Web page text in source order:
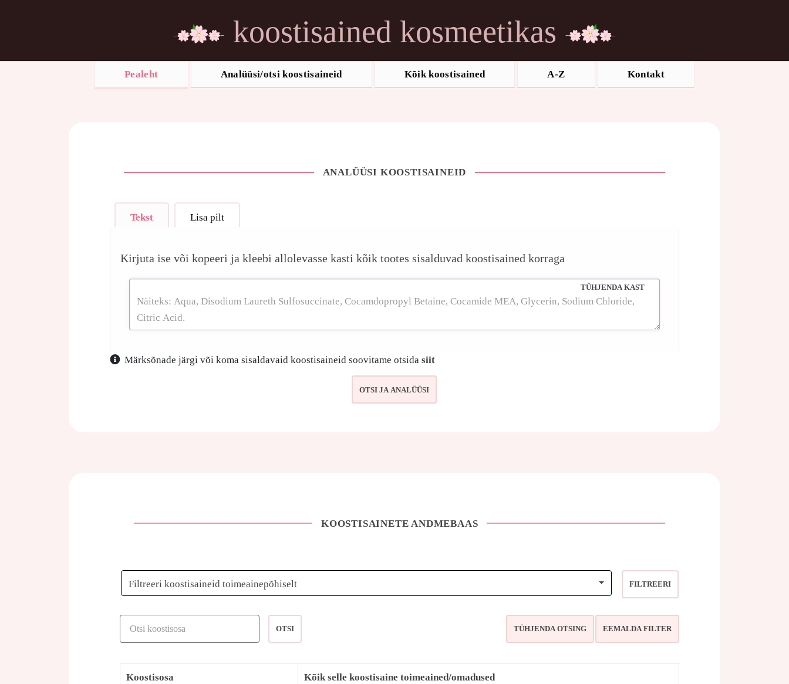
koostisained kosmeetikas
Pealeht Analüüsi/otsi koostisaineid Kõik koostisained A-Z Kontakt
ANALÜÜSI KOOSTISAINEID
Tekst Lisa pilt
Kirjuta ise või kopeeri ja kleebi allolevasse kasti kõik tootes sisalduvad koostisained korraga
TÜHJENDA KAST
Märksõnade järgi või koma sisaldavaid koostisaineid soovitame otsida siit
KOOSTISAINETE ANDMEBAAS
Filtreeri koostisaineid toimeainepõhiselt FILTREERI
OTSI
Koostisosa Kõik selle koostisaine toimeained/omadused